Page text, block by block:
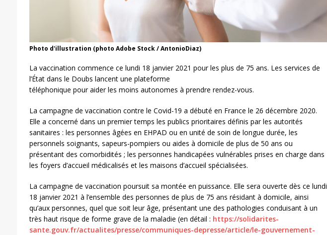
Photo d'illustration (photo Adobe Stock / AntonioDiaz)
La vaccination commence ce lundi 18 janvier 2021 pour les plus de 75 ans. Les services de
l’État dans le Doubs lancent une plateforme
téléphonique pour aider les moins autonomes à prendre rendez-vous.
La campagne de vaccination contre le Covid-19 a débuté en France le 26 décembre 2020.
Elle a concerné dans un premier temps les publics prioritaires définis par les autorités
sanitaires : les personnes âgées en EHPAD ou en unité de soin de longue durée, les
personnels soignants, sapeurs-pompiers ou aides à domicile de plus de 50 ans ou
présentant des comorbidités ; les personnes handicapées vulnérables prises en charge dans
les foyers d’accueil médicalisés et les maisons d’accueil spécialisées.
La campagne de vaccination poursuit sa montée en puissance. Elle sera ouverte dès ce lundi
18 janvier 2021 à l’ensemble des personnes de plus de 75 ans résidant à domicile, ainsi
qu’aux personnes, quel que soit leur âge, présentant une des pathologies conduisant à un
très haut risque de forme grave de la maladie (en détail : https://solidarites-
sante.gouv.fr/actualites/presse/communiques-depresse/article/le-gouvernement-